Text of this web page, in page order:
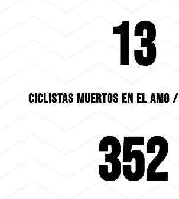
13
CICLISTAS MUERTOS EN EL AMG /
352